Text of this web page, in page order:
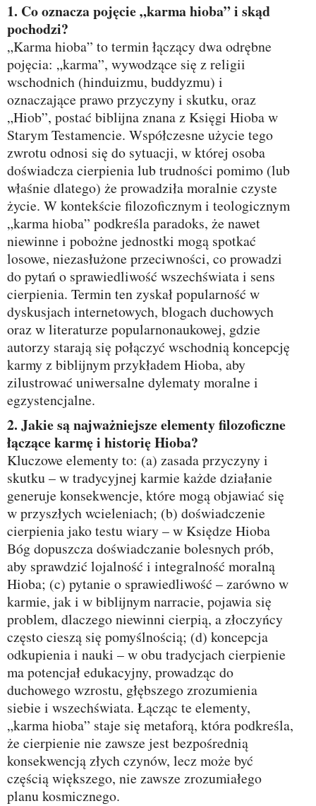
1. Co oznacza pojęcie „karma hioba” i skąd
pochodzi?
„Karma hioba” to termin łączący dwa odrębne
pojęcia: „karma”, wywodzące się z religii
wschodnich (hinduizmu, buddyzmu) i
oznaczające prawo przyczyny i skutku, oraz
„Hiob”, postać biblijna znana z Księgi Hioba w
Starym Testamencie. Współczesne użycie tego
zwrotu odnosi się do sytuacji, w której osoba
doświadcza cierpienia lub trudności pomimo (lub
właśnie dlatego) że prowadziła moralnie czyste
życie. W kontekście filozoficznym i teologicznym
„karma hioba” podkreśla paradoks, że nawet
niewinne i pobożne jednostki mogą spotkać
losowe, niezasłużone przeciwności, co prowadzi
do pytań o sprawiedliwość wszechświata i sens
cierpienia. Termin ten zyskał popularność w
dyskusjach internetowych, blogach duchowych
oraz w literaturze popularnonaukowej, gdzie
autorzy starają się połączyć wschodnią koncepcję
karmy z biblijnym przykładem Hioba, aby
zilustrować uniwersalne dylematy moralne i
egzystencjalne.
2. Jakie są najważniejsze elementy filozoficzne
łączące karmę i historię Hioba?
Kluczowe elementy to: (a) zasada przyczyny i
skutku – w tradycyjnej karmie każde działanie
generuje konsekwencje, które mogą objawiać się
w przyszłych wcieleniach; (b) doświadczenie
cierpienia jako testu wiary – w Księdze Hioba
Bóg dopuszcza doświadczanie bolesnych prób,
aby sprawdzić lojalność i integralność moralną
Hioba; (c) pytanie o sprawiedliwość – zarówno w
karmie, jak i w biblijnym narracie, pojawia się
problem, dlaczego niewinni cierpią, a złoczyńcy
często cieszą się pomyślnością; (d) koncepcja
odkupienia i nauki – w obu tradycjach cierpienie
ma potencjał edukacyjny, prowadząc do
duchowego wzrostu, głębszego zrozumienia
siebie i wszechświata. Łącząc te elementy,
„karma hioba” staje się metaforą, która podkreśla,
że cierpienie nie zawsze jest bezpośrednią
konsekwencją złych czynów, lecz może być
częścią większego, nie zawsze zrozumiałego
planu kosmicznego.